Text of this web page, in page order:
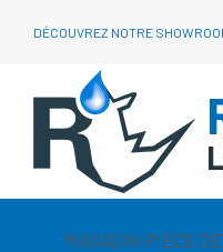
DÉCOUVREZ NOTRE
MAGASIN PIECE